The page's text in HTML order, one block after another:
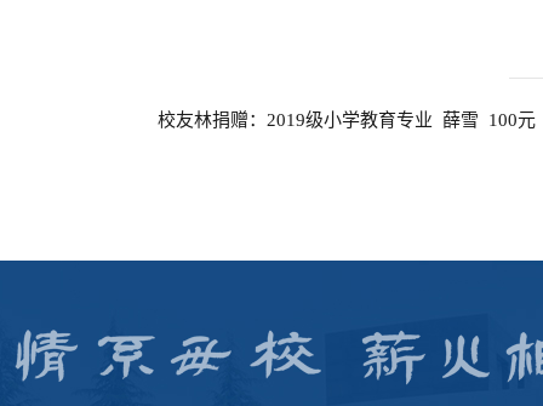
校友林捐赠：2019级小学教育专业 薛雪 100元